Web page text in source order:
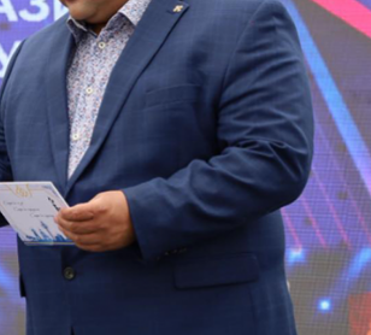
үргэлжилж байна